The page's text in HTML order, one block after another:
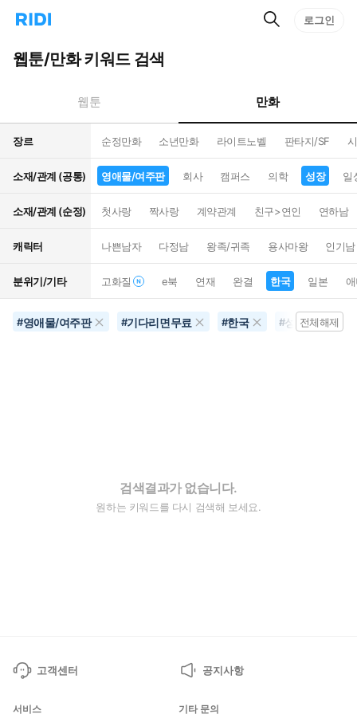
리
홈
으
턴
트
검
로그인
웹툰/만화 키워드 검색
웹툰 만화
장르 순정만화 소년만화 라이트노벨 판타지/SF
소재/관계 (공통) 영애물/여주판 회사 캠퍼스 의학 성장 일
소재/관계 (순정) 첫사랑 짝사랑 계약관계 친구>연인 연하남
캐릭터 나쁜남자 다정남 왕족/귀족 용사마왕 인기남
분위기/기타 고화질 e북 연재 완결 한국 일본
#영애물/여주판 #기다리면무료 #한국 #성장 #
전체해제
검색결과가 없습니다.
원하는 키워드를 다시 검색해 보세요.
고객센터 공지사항
서비스 기타 문의